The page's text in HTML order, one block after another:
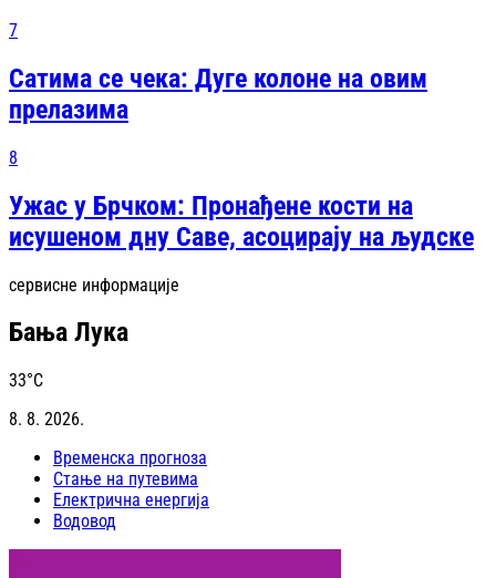
7
Сатима се чека: Дуге колоне на овим
прелазима
8
Ужас у Брчком: Пронађене кости на
исушеном дну Саве, асоцирају на људске
сервисне информације
Бања Лука
33°C
8. 8. 2026.
Временска прогноза
Стање на путевима
Електрична енергија
Водовод